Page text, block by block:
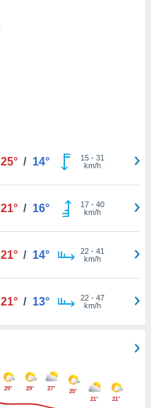
25° / 14° 15- 31
km/h
21° / 16° 17- 40
km/h
21° / 14° 22- 41
km/h
21° / 13° 22- 47
km/h
29° 29° 27°
25°
21°
21°